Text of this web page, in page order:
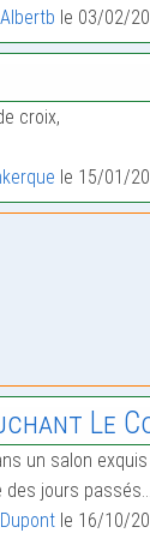
Albertb le 03/02/
croix,
le 15/01/
Le
un salon exquis
des jours passés…
le 16/10/